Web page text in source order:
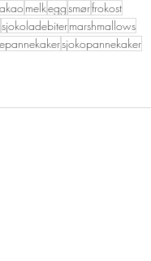
melkeggsmørfrokost
sjokoladebitermarshmallows
sjokopannekaker